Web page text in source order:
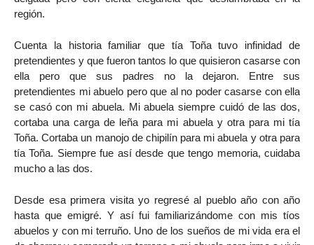
región.
Cuenta la historia familiar que tía Toña tuvo infinidad de
pretendientes y que fueron tantos lo que quisieron casarse con
ella pero que sus padres no la dejaron. Entre sus
pretendientes mi abuelo pero que al no poder casarse con ella
se casó con mi abuela. Mi abuela siempre cuidó de las dos,
cortaba una carga de leña para mi abuela y otra para mi tía
Toña. Cortaba un manojo de chipilín para mi abuela y otra para
tía Toña. Siempre fue así desde que tengo memoria, cuidaba
mucho a las dos.
Desde esa primera visita yo regresé al pueblo año con año
hasta que emigré. Y así fui familiarizándome con mis tíos
abuelos y con mi terruño. Uno de los sueños de mi vida era el